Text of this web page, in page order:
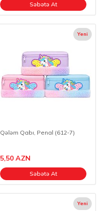
Səbətə At
Yeni
Qələm Qabı, Penal (612-7)
5,50 AZN
Səbətə At
Yeni